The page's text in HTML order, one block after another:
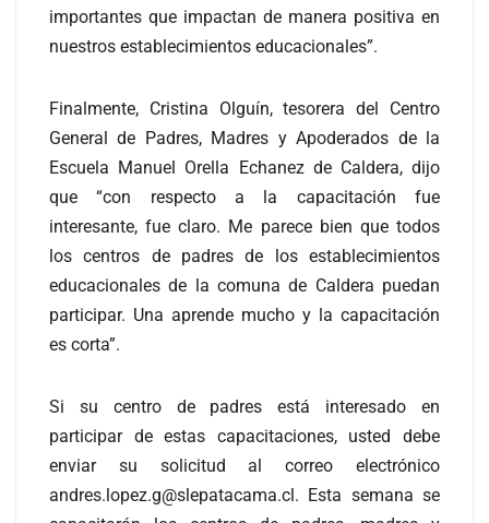
importantes que impactan de manera positiva en
nuestros establecimientos educacionales”.
Finalmente, Cristina Olguín, tesorera del Centro
General de Padres, Madres y Apoderados de la
Escuela Manuel Orella Echanez de Caldera, dijo
que “con respecto a la capacitación fue
interesante, fue claro. Me parece bien que todos
los centros de padres de los establecimientos
educacionales de la comuna de Caldera puedan
participar. Una aprende mucho y la capacitación
es corta”.
Si su centro de padres está interesado en
participar de estas capacitaciones, usted debe
enviar su solicitud al correo electrónico
andres.lopez.g@slepatacama.cl. Esta semana se